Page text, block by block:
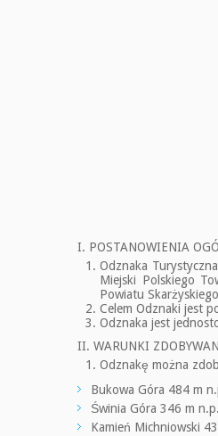
I. POSTANOWIENIA
Odznaka
Miejski Polskiego
Powiatu
Celem Odznaki jest
Odznaka jest
II. WARUNKI
Odznakę można
Bukowa Góra 484 m
Świnia Góra 346 m
Kamień Michniowski